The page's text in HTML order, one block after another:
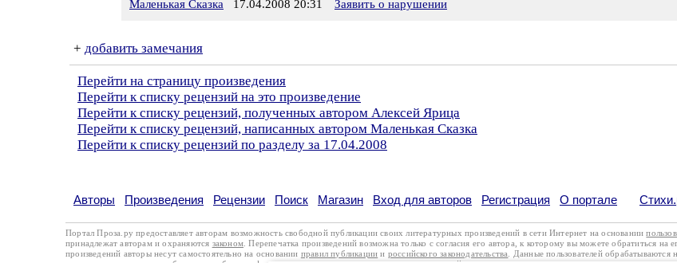
Маленькая Сказка 17.04.2008 20:31 Заявить о нарушении
+ добавить замечания
Перейти на страницу произведения
Перейти к списку рецензий на это произведение
Перейти к списку рецензий, полученных автором Алексей Ярица
Перейти к списку рецензий, написанных автором Маленькая Сказка
Перейти к списку рецензий по разделу за 17.04.2008
Авторы Произведения Рецензии Поиск Магазин Вход для авторов Регистрация О портале
Портал Проза.ру предоставляет авторам возможность свободной публикации своих литературных произведений в сети Интернет на основании
принадлежат авторам и охраняются законом . Перепечатка произведений возможна только с согласия его автора, к которому вы можете обратиться на
произведений авторы несут самостоятельно на основании правил публикации и российского законодательства . Данные пользователей обрабатываются